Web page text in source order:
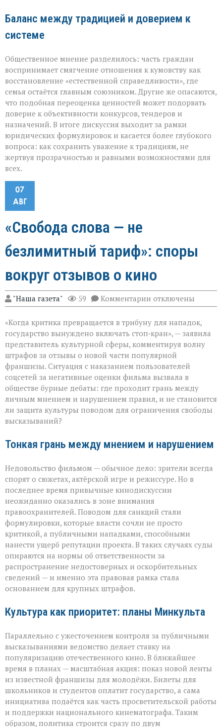
Баланс между традицией и доверием к
системе
Общественное мнение разделилось: часть граждан
воспринимает смягчение отношения к кумовству как
восстановление «естественной справедливости», где
семья остаётся главным союзником. Другие же опасаются,
что подобная переоценка ценностей может подорвать
доверие к объективности конкурсов, тендеров и
назначений. В итоге дискуссия выходит за рамки
юридических формулировок и касается более глубокого
вопроса: как сохранить уважение к традициям, не
жертвуя прозрачностью и равными возможностями для
всех.
07
АВГ
«Свобода слова — не
безлимитный тариф»: споры
вокруг отзывов о кино
"Наша газета" 59 Комментарии к
записи
слова — не
безлимитный
тариф»:
споры
вокруг
отзывов
о
кино
отключены
«Когда критика превращается в трибуну для нападок,
государство вынуждено включать стоп‑кран», — заявила
представитель культурной сферы, комментируя волну
штрафов за отзывы о новой части популярной
франшизы. Ситуация с наказанием пользователей
соцсетей за негативные оценки фильма вызвала в
обществе бурные дебаты: где проходит грань между
личным мнением и нарушением правил, и не становится
ли защита культуры поводом для ограничения свободы
высказываний?
Тонкая грань между мнением и нарушением
Недовольство фильмом — обычное дело: зрители всегда
спорят о сюжетах, актёрской игре и режиссуре. Но в
последнее время привычные кинодискуссии
неожиданно оказались в зоне внимания
правоохранителей. Поводом для санкций стали
формулировки, которые власти сочли не просто
критикой, а публичными нападками, способными
нанести ущерб репутации проекта. В таких случаях суды
опираются на нормы об ответственности за
распространение недостоверных и оскорбительных
сведений — и именно эта правовая рамка стала
основанием для крупных штрафов.
Культура как приоритет: планы Минкульта
Параллельно с ужесточением контроля за публичными
высказываниями ведомство делает ставку на
популяризацию отечественного кино. В ближайшее
время в планах — масштабная акция: показ новой ленты
из известной франшизы для молодёжи. Билеты для
школьников и студентов оплатит государство, а сама
инициатива подаётся как часть просветительской работы
и поддержки национального кинематографа. Таким
образом, политика строится сразу по двум